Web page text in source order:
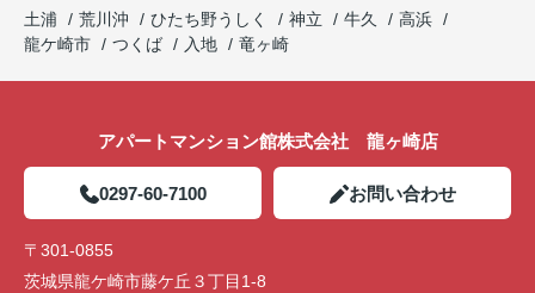
土浦
荒川沖 ひたち野うしく 神立 牛久
高浜
龍ケ崎市
つくば 入地 竜ヶ崎
アパートマンション館株式会社 龍ヶ崎店
0297-60-7100 お問い合わせ
〒301-0855
茨城県龍ケ崎市藤ケ丘３丁目1-8